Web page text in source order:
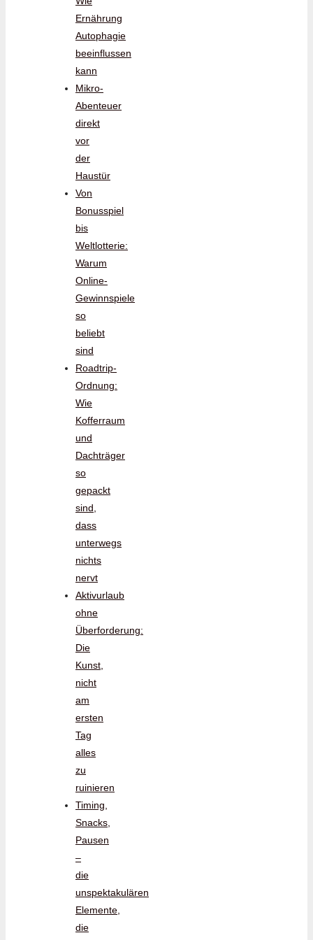
Ernährung
Autophagie
beeinflussen
kann
Mikro-
Abenteuer
direkt
vor
der
Haustür
Von
Bonusspiel
bis
Weltlotterie:
Warum
Online-
Gewinnspiele
so
beliebt
sind
Roadtrip-
Ordnung:
Wie
Kofferraum
und
Dachträger
so
gepackt
sind,
dass
unterwegs
nichts
nervt
Aktivurlaub
ohne
Überforderung:
Die
Kunst,
nicht
am
ersten
Tag
alles
zu
ruinieren
Timing,
Snacks,
Pausen
–
die
unspektakulären
Elemente,
die